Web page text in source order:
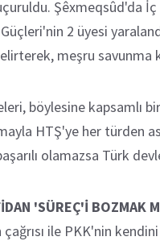
Şêxmeqsûd'da
2 üyesi
meşru savunma
böylesine kapsamlı
HTŞ'ye her türden
olamazsa Türk
'SÜREÇ'İ BOZMAK
çağrısı ile PKK'nin